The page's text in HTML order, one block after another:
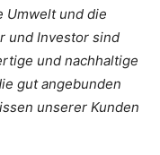
Umwelt und die
und Investor sind
und nachhaltige
gut angebunden
unserer Kunden